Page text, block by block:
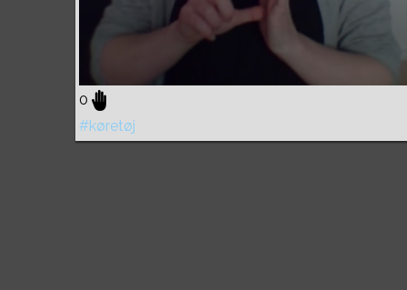
0
#køretøj